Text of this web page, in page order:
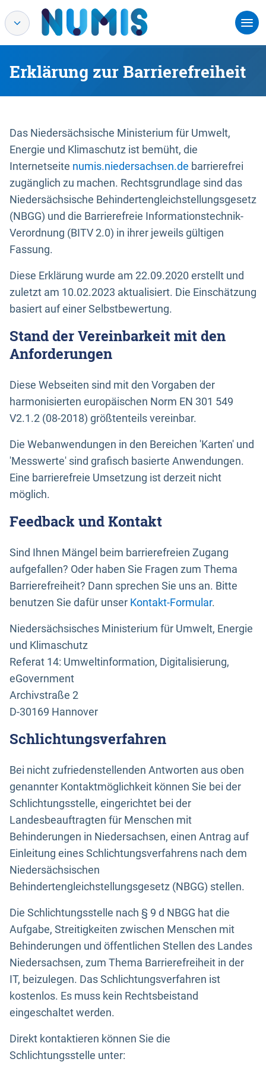
Erklärung zur Barrierefreiheit
Das Niedersächsische Ministerium für Umwelt,
Energie und Klimaschutz ist bemüht, die
Internetseite numis.niedersachsen.de barrierefrei
zugänglich zu machen. Rechtsgrundlage sind das
Niedersächsische Behindertengleichstellungsgesetz
(NBGG) und die Barrierefreie Informationstechnik-
Verordnung (BITV 2.0) in ihrer jeweils gültigen
Fassung.
Diese Erklärung wurde am 22.09.2020 erstellt und
zuletzt am 10.02.2023 aktualisiert. Die Einschätzung
basiert auf einer Selbstbewertung.
Stand der Vereinbarkeit mit den
Anforderungen
Diese Webseiten sind mit den Vorgaben der
harmonisierten europäischen Norm EN 301 549
V2.1.2 (08-2018) größtenteils vereinbar.
Die Webanwendungen in den Bereichen 'Karten' und
'Messwerte' sind grafisch basierte Anwendungen.
Eine barrierefreie Umsetzung ist derzeit nicht
möglich.
Feedback und Kontakt
Sind Ihnen Mängel beim barrierefreien Zugang
aufgefallen? Oder haben Sie Fragen zum Thema
Barrierefreiheit? Dann sprechen Sie uns an. Bitte
benutzen Sie dafür unser Kontakt-Formular.
Niedersächsisches Ministerium für Umwelt, Energie
und Klimaschutz
Referat 14: Umweltinformation, Digitalisierung,
eGovernment
Archivstraße 2
D-30169 Hannover
Schlichtungsverfahren
Bei nicht zufriedenstellenden Antworten aus oben
genannter Kontaktmöglichkeit können Sie bei der
Schlichtungsstelle, eingerichtet bei der
Landesbeauftragten für Menschen mit
Behinderungen in Niedersachsen, einen Antrag auf
Einleitung eines Schlichtungsverfahrens nach dem
Niedersächsischen
Behindertengleichstellungsgesetz (NBGG) stellen.
Die Schlichtungsstelle nach § 9 d NBGG hat die
Aufgabe, Streitigkeiten zwischen Menschen mit
Behinderungen und öffentlichen Stellen des Landes
Niedersachsen, zum Thema Barrierefreiheit in der
IT, beizulegen. Das Schlichtungsverfahren ist
kostenlos. Es muss kein Rechtsbeistand
eingeschaltet werden.
Direkt kontaktieren können Sie die
Schlichtungsstelle unter: